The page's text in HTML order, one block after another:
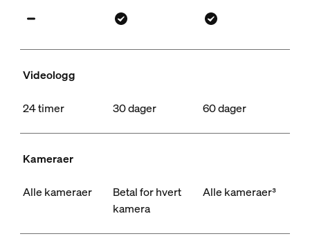
Videologg
24 timer 30 dager 60 dager
Kameraer
Alle kameraer
Betal for hvert
kamera
Alle kameraer³